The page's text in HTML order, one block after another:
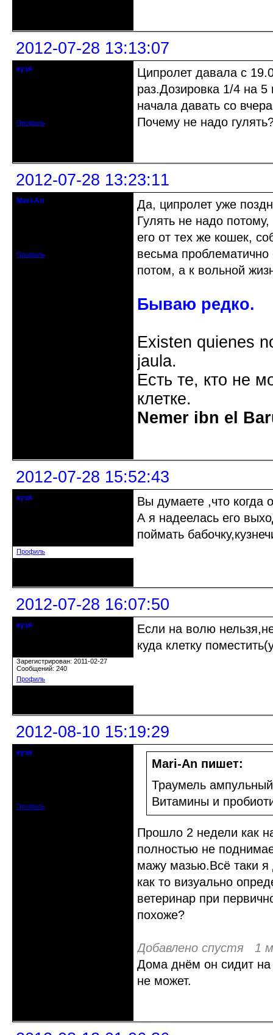
2012-07-28 13:13:07
кузя
Профиль
Ципролет давала с
раз.Дозировка 1/4 на
начала давать со
Почему не надо
2012-07-28 13:23:11
Mari-An
Профиль
Да, ципролет уже
Гулять не надо
его от тех же кошек,
весьма проблематично
потом, а к вольной
Бываю редко.
Existen quienes
jaula.
Есть те, кто не
клетке.
Nemer ibn el
2012-07-28 15:52:43
кузя
Профиль
Вы думаете ,что когда
А я надеелась его
поймать
2012-07-28 16:07:50
кузя
Зарегистрирован: 2011-02-27
Сообщений: 240
Профиль
Если на волю
куда клетку
2012-08-10 15:19:29
кузя
Профиль
Mari-An пишет:
Траумель
Витамины и
Прошло 2 недели как
полностью не
мажу мазью.Всё таки
как то визуально
ветеринар при
похоже?
Добавлено спустя 1
Дома днём он сидит на
не может.